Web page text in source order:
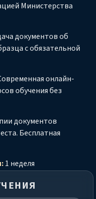
Министерства
документов об
с обязательной
онлайн-
обучения без
документов
Бесплатная
1 неделя